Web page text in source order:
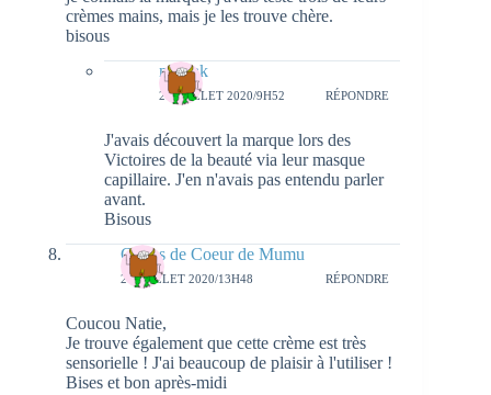
crèmes mains, mais je les trouve chère.
bisous
natieak
27 JUILLET 2020/9H52 RÉPONDRE
J'avais découvert la marque lors des
Victoires de la beauté via leur masque
capillaire. J'en n'avais pas entendu parler
avant.
Bisous
Coups de Coeur de Mumu
24 JUILLET 2020/13H48 RÉPONDRE
Coucou Natie,
Je trouve également que cette crème est très
sensorielle ! J'ai beaucoup de plaisir à l'utiliser !
Bises et bon après-midi